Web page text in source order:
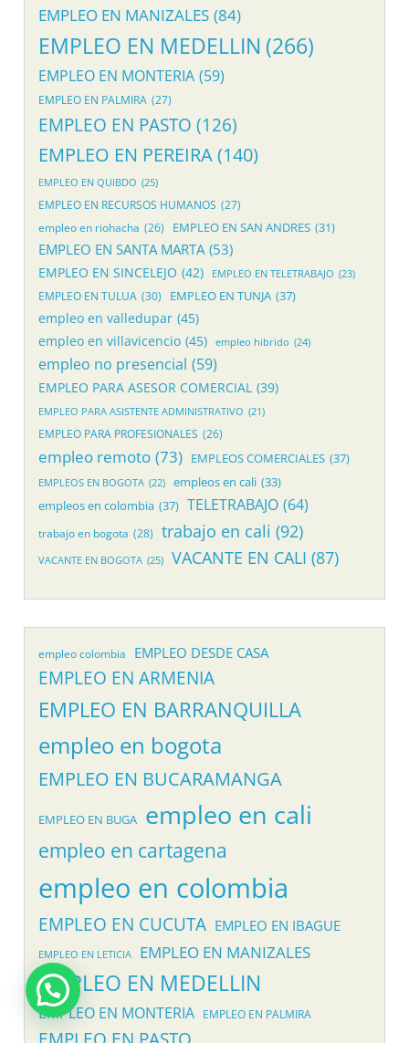
EMPLEO EN MANIZALES (84)
EMPLEO EN MEDELLIN (266)
EMPLEO EN MONTERIA (59)
EMPLEO EN PALMIRA (27)
EMPLEO EN PASTO (126)
EMPLEO EN PEREIRA(140)
EMPLEO EN QUIBDO (25)
EMPLEO EN RECURSOS HUMANOS (27)
empleo en riohacha (26) EMPLEO EN SAN ANDRES (31)
EMPLEO EN SANTA MARTA (53)
EMPLEO EN SINCELEJO (42) EMPLEO EN TELETRABAJO (23)
EMPLEO EN TULUA (30) EMPLEO EN TUNJA (37)
empleo en valledupar (45)
empleo en villavicencio (45) empleo hibrido (24)
empleo no presencial (59)
EMPLEO PARA ASESOR COMERCIAL (39)
EMPLEO PARA ASISTENTE ADMINISTRATIVO (21)
EMPLEO PARA PROFESIONALES (26)
empleo remoto (73) EMPLEOS COMERCIALES (37)
EMPLEOS EN BOGOTA (22) empleos en cali (33)
empleos en colombia (37) TELETRABAJO (64)
trabajo en bogota (28) trabajo en cali (92)
VACANTE EN BOGOTA (25) VACANTE EN CALI (87)
empleo colombia EMPLEO DESDE CASA
EMPLEO EN ARMENIA
EMPLEO EN BARRANQUILLA
empleo en bogota
EMPLEO EN BUCARAMANGA
EMPLEO EN BUGA empleo en cali
empleo en cartagena
empleo en colombia
EMPLEO EN CUCUTA EMPLEO EN IBAGUE
EMPLEO EN LETICIA EMPLEO EN MANIZALES
EMPLEO EN MEDELLIN
EMPLEO EN MONTERIA EMPLEO EN PALMIRA